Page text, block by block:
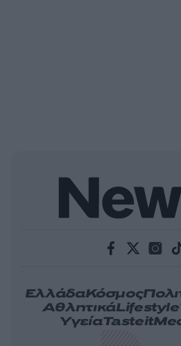
ΕλλάδαΚόσμος
ΑθλητικάLifestyle
ΥγείαTasteit